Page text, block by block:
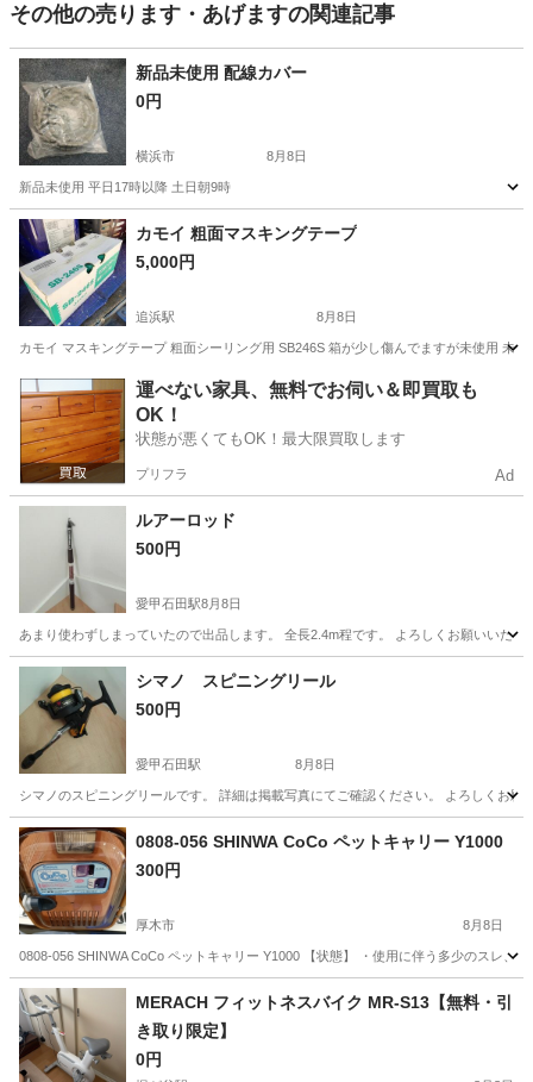
その他の売ります・あげますの関連記事
新品未使用 配線カバー
0円
横浜市 8月8日
新品未使用 平日17時以降 土日朝9時
神奈川 横浜市 その他
カモイ 粗面マスキングテープ
5,000円
追浜駅 8月8日
カモイ マスキングテープ 粗面シーリング用 SB246S 箱が少し傷んでますが未使用 未
神奈川 横浜市 追浜駅 その他
運べない家具、無料でお伺い＆即買取も
OK！
状態が悪くてもOK！最大限買取します
プリフラ Ad
ルアーロッド
500円
愛甲石田駅8月8日
あまり使わずしまっていたので出品します。 全長2.4m程です。 よろしくお願いいたし
神奈川 厚木市 愛甲石田駅 その他
シマノ スピニングリール
500円
愛甲石田駅 8月8日
シマノのスピニングリールです。 詳細は掲載写真にてご確認ください。 よろしくお願
神奈川 厚木市 0808-056 SHINWA CoCo ペットキャリー Y1000
300円
厚木市 8月8日
0808-056 SHINWA CoCo ペットキャリー Y1000 【状態】 ・使用に伴う多少のスレ、
神奈川 厚木市 MERACH フィットネスバイク MR-S13【無料・引
き取り限定】
0円